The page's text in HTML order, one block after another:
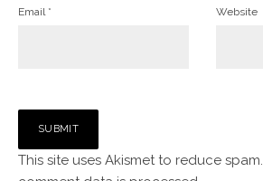
Email * Website
This site uses Akismet to reduce spam.